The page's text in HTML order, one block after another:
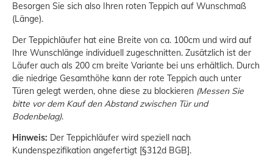
Besorgen Sie sich also Ihren roten Teppich auf Wunschmaß
(Länge).
Der Teppichläufer hat eine Breite von ca. 100cm und wird auf
Ihre Wunschlänge individuell zugeschnitten. Zusätzlich ist der
Läufer auch als 200 cm breite Variante bei uns erhältlich. Durch
die niedrige Gesamthöhe kann der rote Teppich auch unter
Türen gelegt werden, ohne diese zu blockieren (Messen Sie
bitte vor dem Kauf den Abstand zwischen Tür und
Bodenbelag).
Hinweis: Der Teppichläufer wird speziell nach
Kundenspezifikation angefertigt [§312d BGB].